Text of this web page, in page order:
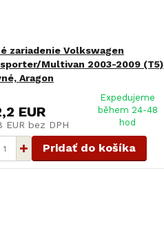
zariadenie Volkswagen
Multivan 2003-2009 (T5)
Aragon
EUR
EUR bez DPH
Expedujeme
během 24-48
hod
Pridať do košíka